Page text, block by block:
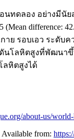
ทดลอง อย่างมีนั
difference:
าย รอบเอว ระดับ
นโลหิตสูงที่พัฒนา
ลหิตสูงได้
about-us/
from: